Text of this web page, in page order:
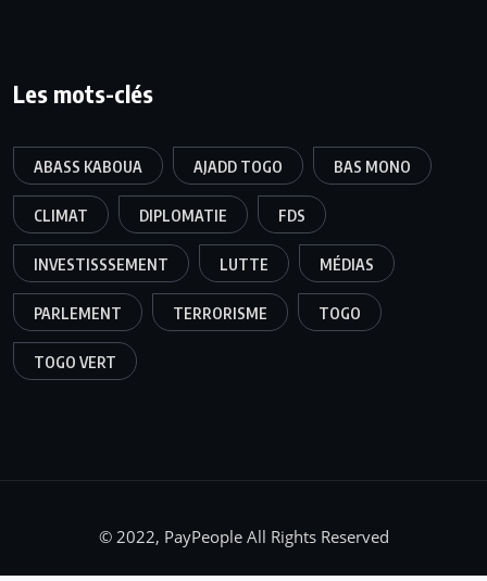
Les mots-clés
ABASS KABOUA AJADD TOGO BAS MONO
CLIMAT DIPLOMATIE FDS
INVESTISSSEMENT LUTTE MÉDIAS
PARLEMENT TERRORISME TOGO
TOGO VERT
© 2022, PayPeople All Rights Reserved